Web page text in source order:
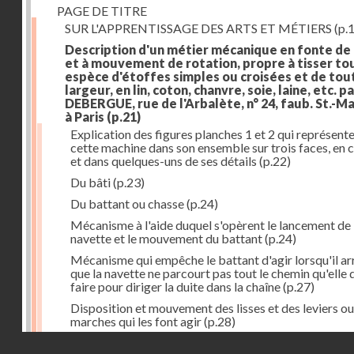
PAGE DE TITRE
SUR L'APPRENTISSAGE DES ARTS ET MÉTIERS
Description d'un métier mécanique en fonte
et à mouvement de rotation, propre à tisser
espèce d'étoffes simples ou croisées et de
largeur, en lin, coton, chanvre, soie, laine, etc.
DEBERGUE, rue de l'Arbalète, n° 24, faub. St.-
à Paris (p.21)
Explication des figures planches 1 et 2 qui
cette machine dans son ensemble sur trois faces, en
et dans quelques-uns de ses détails (p.22)
Du bâti(p.23)
Du battant ou chasse(p.24)
Mécanisme à l'aide duquel s'opèrent le lancement de
navette et le mouvement du battant(p.24)
Mécanisme qui empêche le battant d'agir lorsqu'il
que la navette ne parcourt pas tout le chemin qu'elle
faire pour diriger la duite dans la chaîne(p.27)
Disposition et mouvement des lisses et des leviers ou
marches qui les font agir(p.28)